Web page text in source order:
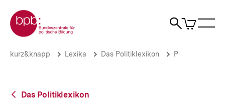
zum
Seiteninhalt
springen
Zur Startseite der bpb
Suche
Artikel
im
Persona
bpb.de
Brotkrümelnavigation
Pfadnavigation
kurz&knapp Lexika Das Politiklexikon P
Zurück
Das Politiklexikon